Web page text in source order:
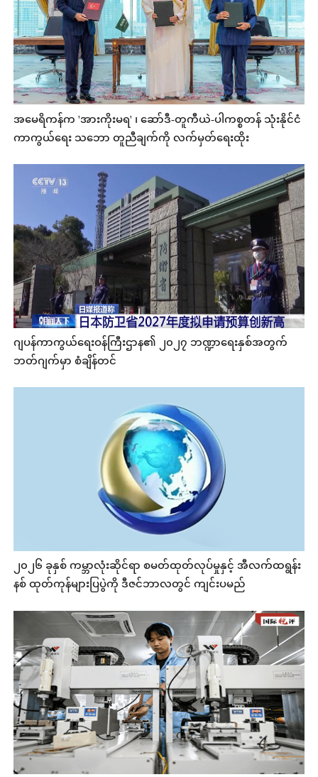
အမေရိကန်က 'အားကိုးမရ' ၊ ဆော်ဒီ-တူကီယဲ-ပါကစ္စတန် သုံးနိုင်ငံ
ကာကွယ်ရေး သဘော တူညီချက်ကို လက်မှတ်ရေးထိုး
ဂျပန်ကာကွယ်ရေးဝန်ကြီးဌာန၏ ၂၀၂၇ ဘဏ္ဍာရေးနှစ်အတွက်
ဘတ်ဂျက်မှာ စံချိန်တင်
၂၀၂၆ ခုနှစ် ကမ္ဘာလုံးဆိုင်ရာ စမတ်ထုတ်လုပ်မှုနှင့် အီလက်ထရွန်း
နစ် ထုတ်ကုန်များပြပွဲကို ဒီဇင်ဘာလတွင် ကျင်းပမည်